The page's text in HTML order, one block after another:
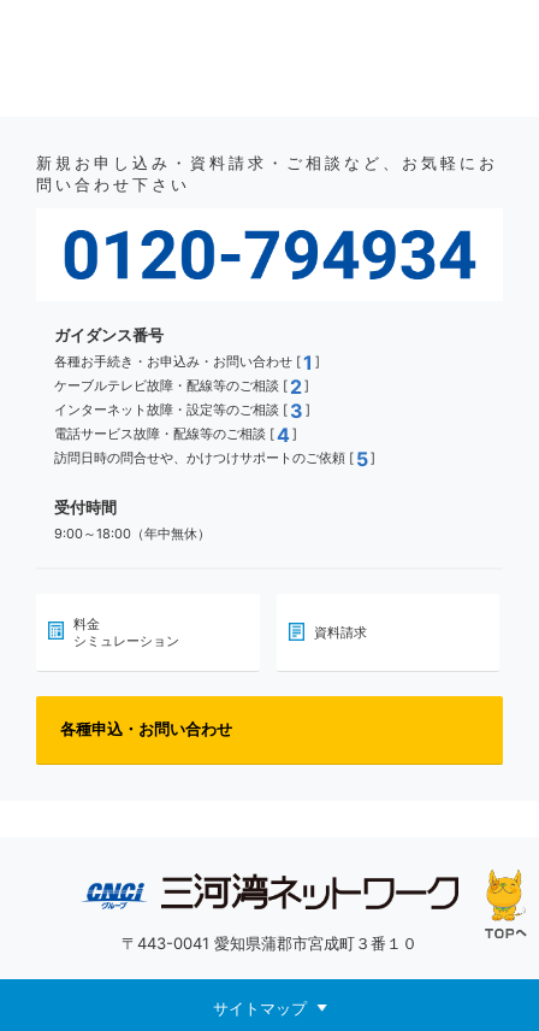
新規お申し込み・資料請求・ご相談など、お気軽にお
問い合わせ下さい
ガイダンス番号
各種お手続き・お申込み・お問い合わせ [1 ]
ケーブルテレビ故障・配線等のご相談 [ 2]
インターネット故障・設定等のご相談 [ 3 ]
電話サービス故障・配線等のご相談 [4]
訪問日時の問合せや、かけつけサポートのご依頼 [ 5]
受付時間
9:00～18:00（年中無休）
料金
シミュレーション
資料請求
各種申込・お問い合わせ
〒443-0041 愛知県蒲郡市宮成町３番１０
サイトマップ